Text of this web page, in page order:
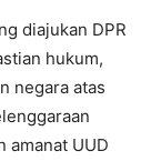
diajukan DPR
hukum,
negara atas
amanat UUD